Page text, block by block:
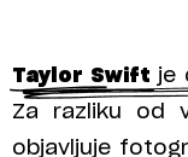
Taylor Swift je
Za razliku od
objavljuje